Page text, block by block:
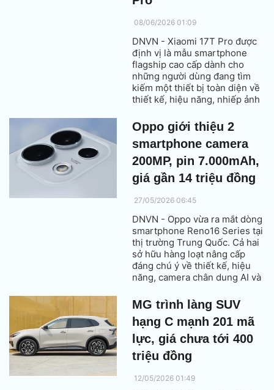
08/06/2026 01:09
DNVN - Xiaomi 17T Pro được
định vị là mẫu smartphone
flagship cao cấp dành cho
những người dùng đang tìm
kiếm một thiết bị toàn diện về
thiết kế, hiệu năng, nhiếp ảnh
Oppo giới thiệu 2
smartphone camera
200MP, pin 7.000mAh,
giá gần 14 triệu đồng
27/05/2026 06:45
DNVN - Oppo vừa ra mắt dòng
smartphone Reno16 Series tại
thị trường Trung Quốc. Cả hai
sở hữu hàng loạt nâng cấp
đáng chú ý về thiết kế, hiệu
năng, camera chân dung AI và
MG trình làng SUV
hạng C mạnh 201 mã
lực, giá chưa tới 400
triệu đồng
12/05/2026 01:49